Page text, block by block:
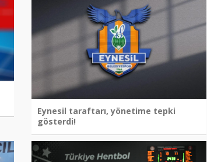
Eynesil taraftarı, yönetime tepki
gösterdi!